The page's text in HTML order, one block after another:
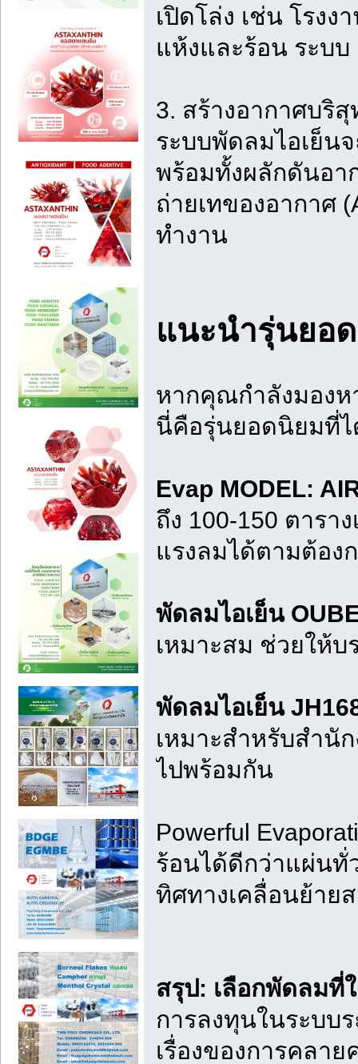
เปิดโล่ง เช่น โรง
แห้งและร้อน ระบ
3. สร้างอากาศบริ
ระบบพัดลมไอเย็น
พร้อมทั้งผลักดันอา
ถ่ายเทของอากาศ
ทำงาน
แนะนำรุ่นยอ
หากคุณกำลังมองห
นี่คือรุ่นยอดนิยมที่ไ
Evap MODEL:
ถึง 100-150 ตารา
แรงลมได้ตามต้อง
พัดลมไอเย็น
เหมาะสม ช่วยให้บ
พัดลมไอเย็น
เหมาะสำหรับสำนั
ไปพร้อมกัน
Powerful
ร้อนได้ดีกว่าแผ่นทั่
ทิศทางเคลื่อนย้าย
สรุป: เลือกพัดลมที่
การลงทุนในระบบ
เรื่องของการคลา